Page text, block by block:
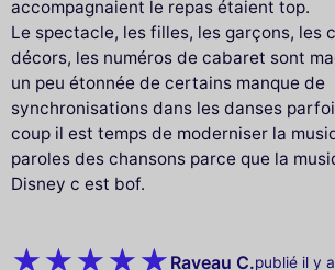
accompagnaient le repas étaient top.
Le spectacle, les filles, les garçons, les
décors, les numéros de cabaret sont
un peu étonnée de certains manque de
synchronisations dans les danses
coup il est temps de moderniser la
paroles des chansons parce que la
Disney c est bof.
Raveau C.publié il y